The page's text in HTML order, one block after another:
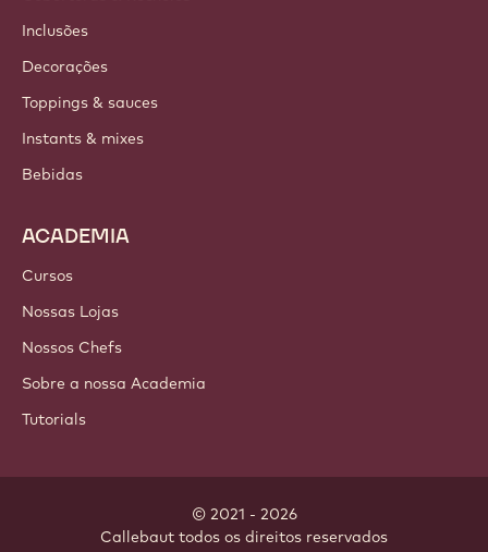
Newsletter
Onde comprar
Ingredientes de nozes
Coberturas & Recheios
Inclusões
Decorações
Toppings & sauces
Instants & mixes